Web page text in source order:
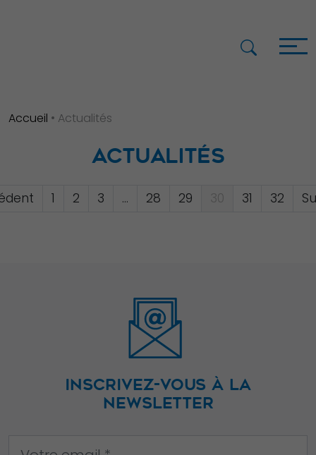
Accueil • Actualités
ACTUALITÉS
1 2 3 … 28 29 30 31 32
INSCRIVEZ-VOUS À LA
NEWSLETTER